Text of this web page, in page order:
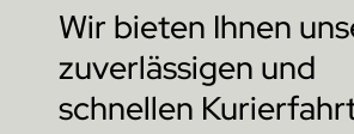
Wir bieten Ihnen
zuverlässigen und
schnellen